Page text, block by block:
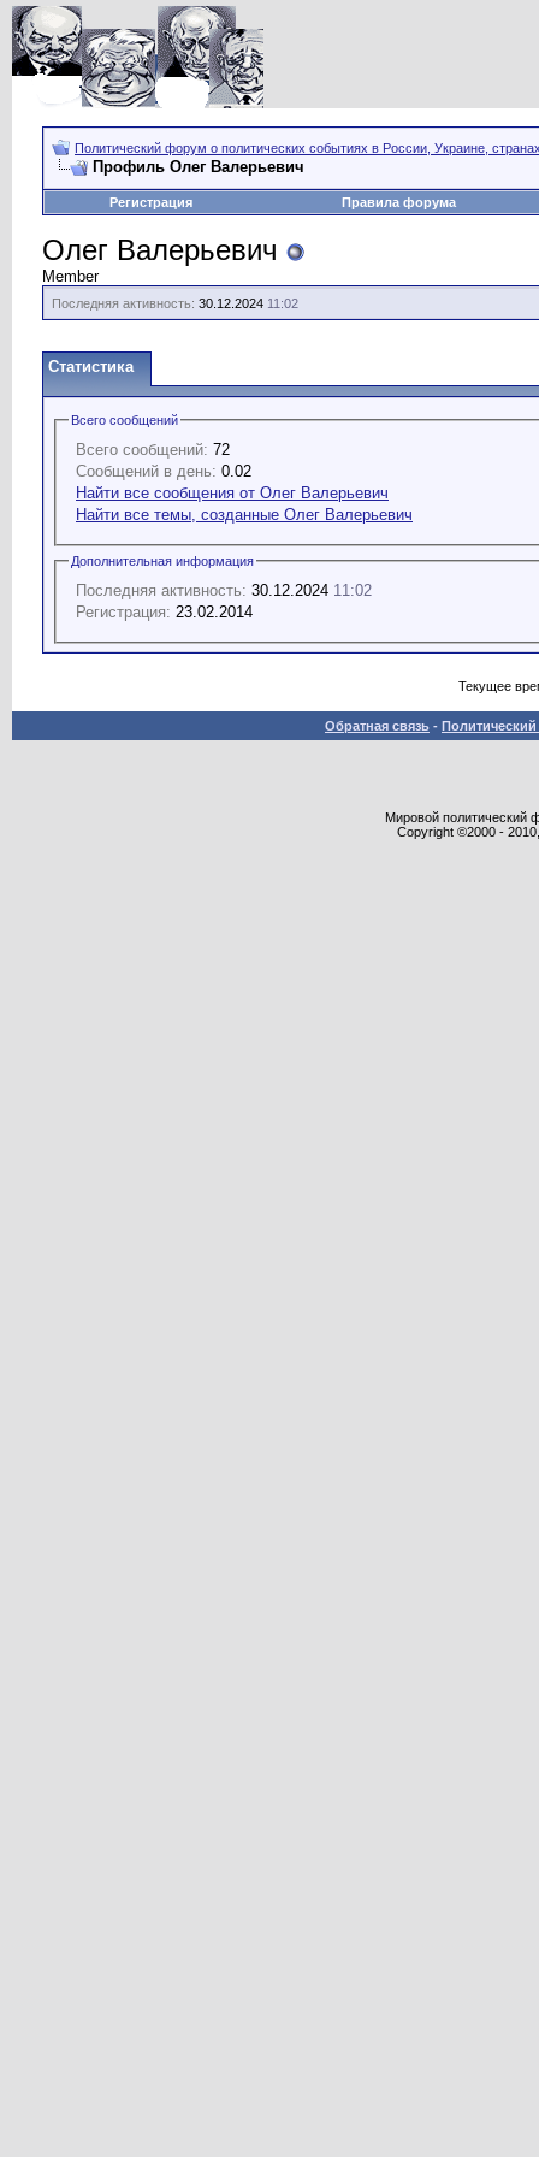
Политический форум о политических событиях в России, Украине,
Профиль Олег Валерьевич
Регистрация Правила форума
Олег Валерьевич
Member
Последняя активность: 30.12.2024 11:02
Статистика
Всего сообщений
Всего сообщений: 72
Сообщений в день: 0.02
Найти все сообщения от Олег Валерьевич
Найти все темы, созданные Олег Валерьевич
Дополнительная информация
Последняя активность: 30.12.2024 11:02
Регистрация: 23.02.2014
Текущее
Обратная связь -
Мировой политический
Copyright ©2000 -